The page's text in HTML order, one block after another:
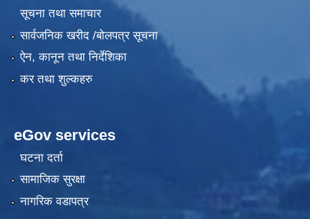
सूचना तथा समाचार
सार्वजनिक खरीद /बोलपत्र सूचना
ऐन, कानून तथा निर्देशिका
कर तथा शुल्कहरु
eGov services
घटना दर्ता
सामाजिक सुरक्षा
नागरिक वडापत्र